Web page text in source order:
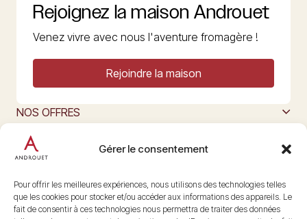
Gérer le consentement
Pour offrir les meilleures expériences, nous utilisons des technologies telles
que les cookies pour stocker et/ou accéder aux informations des appareils. Le
fait de consentir à ces technologies nous permettra de traiter des données
Rejoignez la maison Androuet
Venez vivre avec nous l'aventure fromagère !
Rejoindre la maison
NOS OFFRES
L’ART DU FROMAGE
Nous suivre
@maisonandrouet